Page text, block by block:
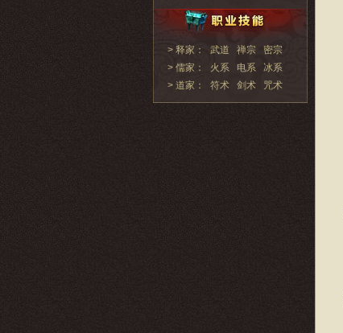
> 释家： 武道 禅宗
密宗
> 儒家：
火系 电系
冰系
> 道家：
符术 剑术 咒术